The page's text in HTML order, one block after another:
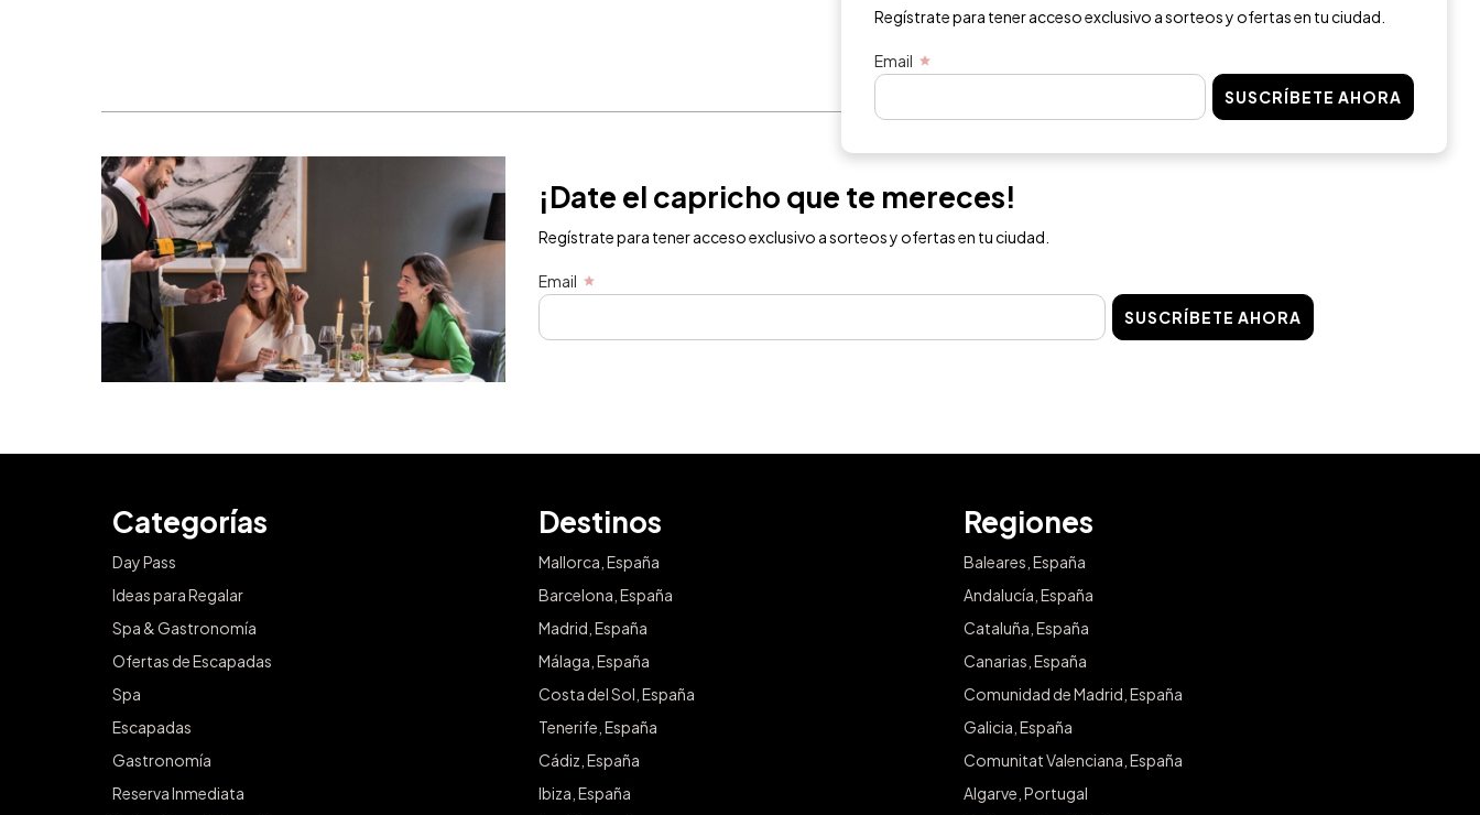
¡Date el capricho que te mereces!
Regístrate para tener acceso exclusivo a sorteos y ofertas en tu ciudad.
Email
SUSCRÍBETE AHORA
Categorías
Day Pass
Ideas para Regalar
Spa & Gastronomía
Ofertas de Escapadas
Spa
Escapadas
Gastronomía
Reserva Inmediata
Destinos
Mallorca, España
Barcelona, España
Madrid, España
Málaga, España
Costa del Sol, España
Tenerife, España
Cádiz, España
Ibiza, España
Regiones
Baleares, España
Andalucía, España
Cataluña, España
Canarias, España
Comunidad de Madrid, España
Galicia, España
Comunitat Valenciana, España
Algarve, Portugal
Regístrate para tener acceso exclusivo a sorteos y ofertas en tu ciudad.
Email
SUSCRÍBETE AHORA